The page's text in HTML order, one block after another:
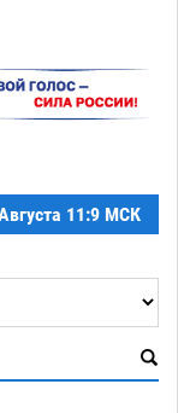
11:9 МСК